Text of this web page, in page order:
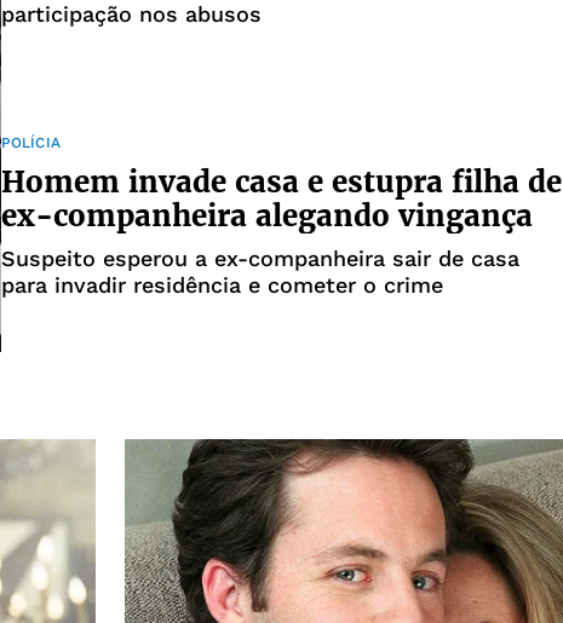
participação nos abusos
POLÍCIA
Homem invade casa e estupra filha de
ex-companheira alegando vingança
Suspeito esperou a ex-companheira sair de casa
para invadir residência e cometer o crime